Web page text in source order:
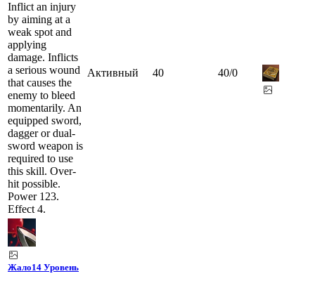
Inflict an injury
by aiming at a
weak spot and
applying
damage. Inflicts
a serious wound
that causes the
enemy to bleed
momentarily. An
equipped sword,
dagger or dual-
sword weapon is
required to use
this skill. Over-
hit possible.
Power 123.
Effect 4.
Активный 40 40/0
Жало14 Уровень